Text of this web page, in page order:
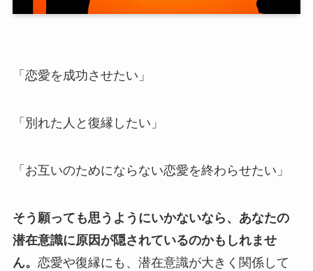
「恋愛を成功させたい」
「別れた人と復縁したい」
「お互いのためにならない恋愛を終わらせたい」
そう願っても思うようにいかないなら、あなたの
潜在意識に原因が隠されているのかもしれませ
ん。 恋愛や復縁にも、潜在意識が大きく関係して